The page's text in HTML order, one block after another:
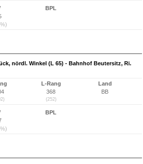
BPL
nördl. Winkel (L 65) - Bahnhof Beutersitz, Ri.
L-Rang
368
(252)
Land
BB
BPL